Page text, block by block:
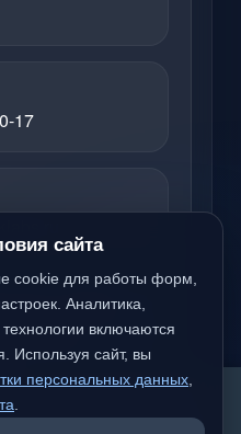
not from a Russian-
like to switch to the
17
сайтов,
и
сайта
cookie для работы форм,
Аналитика,
включаются
Используя сайт, вы
персональных данных